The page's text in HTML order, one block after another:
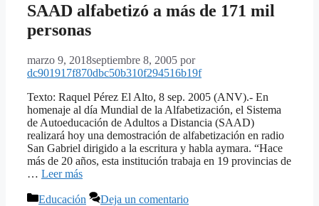
SAAD alfabetizó a más de 171 mil
personas
marzo 9, 2018septiembre 8, 2005 por
dc901917f870dbc50b310f294516b19f
Texto: Raquel Pérez El Alto, 8 sep. 2005 (ANV).- En
homenaje al día Mundial de la Alfabetización, el Sistema
de Autoeducación de Adultos a Distancia (SAAD)
realizará hoy una demostración de alfabetización en radio
San Gabriel dirigido a la escritura y habla aymara. “Hace
más de 20 años, esta institución trabaja en 19 provincias de
… Leer más
Categorías
Educación Deja un comentario